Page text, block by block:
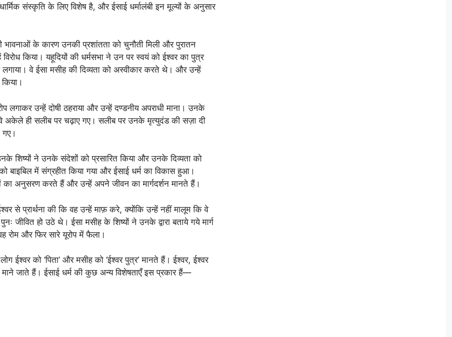
संस्कृति के लिए विशेष है, और ईसाई धर्मालंबी इन मूल्यों के अनुसार
भावनाओं के कारण उनकी प्रशांतता को चुनौती मिली और पुरातन
किया। यहूदियों की धर्मसभा ने उन पर स्वयं को ईश्वर का पुत्र
वे ईसा मसीह की दिव्यता को अस्वीकार करते थे। और उन्हें
लगाकर उन्हें दोषी ठहराया और उन्हें दण्डनीय अपराधी माना। उनके
वे अकेले ही सलीब पर चढ़ाए गए। सलीब पर उनके मृत्युदंड की सज़ा दी
शिष्यों ने उनके संदेशों को प्रसारित किया और उनके दिव्यता को
बाइबिल में संग्रहीत किया गया और ईसाई धर्म का विकास हुआ।
अनुसरण करते हैं और उन्हें अपने जीवन का मार्गदर्शन मानते हैं।
से प्रार्थना की कि वह उन्हें माफ़ करे, क्योंकि उन्हें नहीं मालूम कि वे
जीवित हो उठे थे। ईसा मसीह के शिष्यों ने उनके द्वारा बताये गये मार्ग
रोम और फिर सारे यूरोप में फैला।
ईश्वर को ‘पिता’ और मसीह को ‘ईश्वर पुत्र’ मानते हैं। ईश्वर, ईश्वर
जाते हैं। ईसाई धर्म की कुछ अन्य विशेषताएँ इस प्रकार हैं—